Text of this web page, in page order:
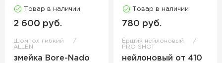
Товар в наличии
2 600 руб.
Шомпол гибкий
ALLEN
змейка Bore-Nado
Товар в наличии
780 руб.
Ёршик нейлоновый
PRO SHOT
нейлоновый от 410